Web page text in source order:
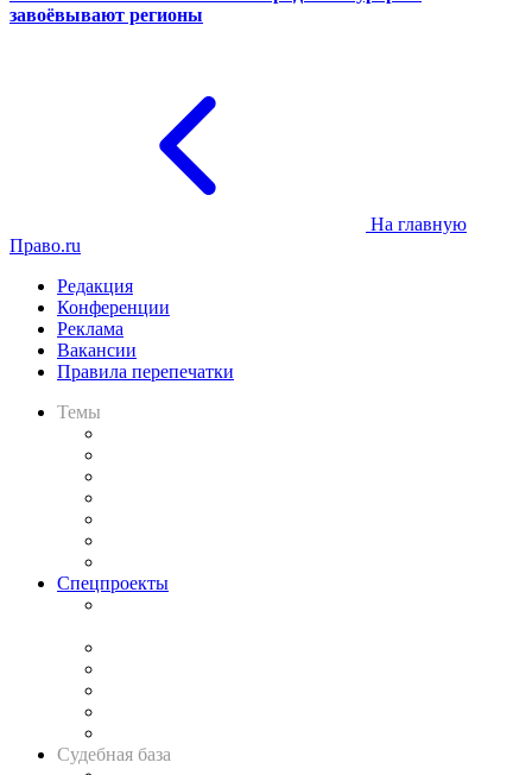
завоёвывают регионы
На главную
Право.ru
Редакция
Конференции
Реклама
Вакансии
Правила перепечатки
Темы
Спецпроекты
Судебная база